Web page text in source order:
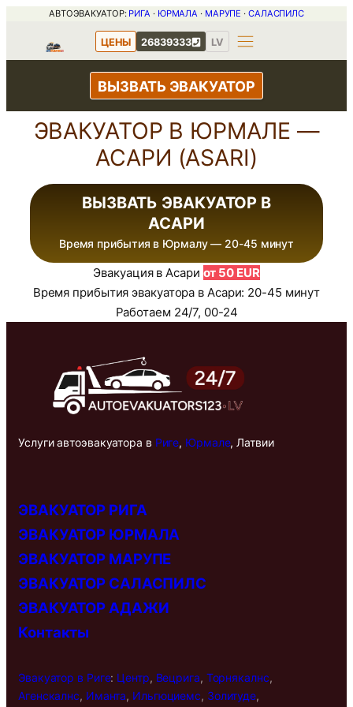
Перейти
содержимому
АВТОЭВАКУАТОР: РИГА · ЮРМАЛА · МАРУПЕ · САЛАСПИЛС
ЦЕНЫ 26839333 LV
ВЫЗВАТЬ ЭВАКУАТОР
ЭВАКУАТОР В ЮРМАЛЕ —
АСАРИ (ASARI)
ВЫЗВАТЬ ЭВАКУАТОР В
АСАРИ
Время прибытия в Юрмалу — 20-45 минут
Эвакуация в Асари от 50 EUR
Время прибытия эвакуатора в Асари: 20-45 минут
Работаем 24/7, 00-24
Услуги автоэвакуатора в Риге, Юрмале, Латвии
ЭВАКУАТОР РИГА
ЭВАКУАТОР ЮРМАЛА
ЭВАКУАТОР МАРУПЕ
ЭВАКУАТОР САЛАСПИЛС
ЭВАКУАТОР АДАЖИ
Контакты
Эвакуатор в Риге: Центр, Вецрига, Торнякалнс,
Агенскалнс, Иманта, Ильгюциемс, Золитуде,